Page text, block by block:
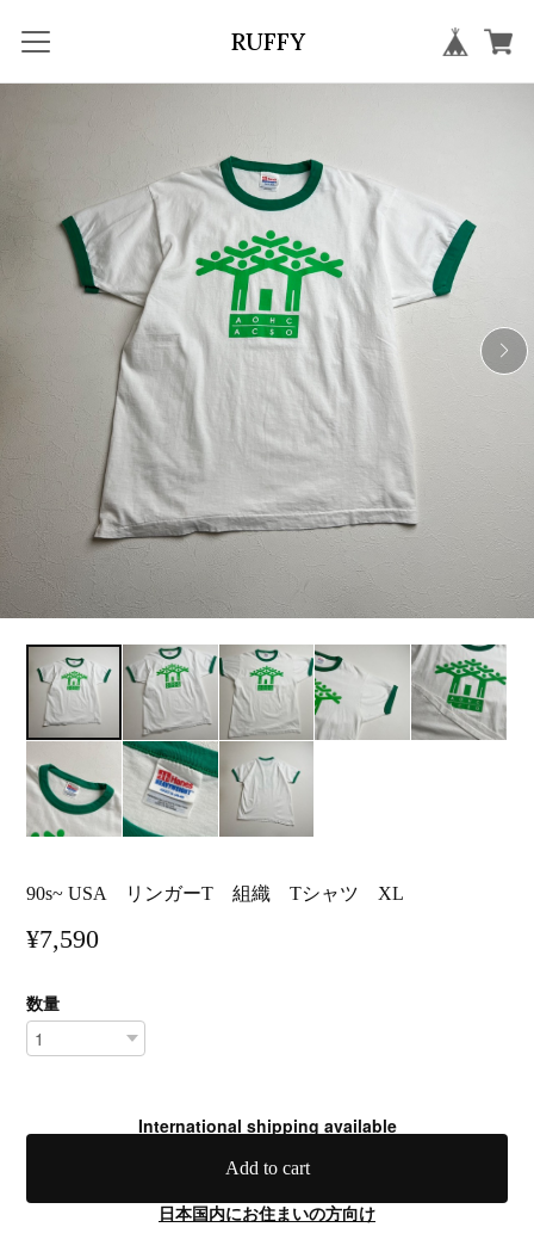
RUFFY
90s~ USA リンガーT 組織 Tシャツ XL
¥7,590
数量
International shipping available
Add to cart
日本国内にお住まいの方向け